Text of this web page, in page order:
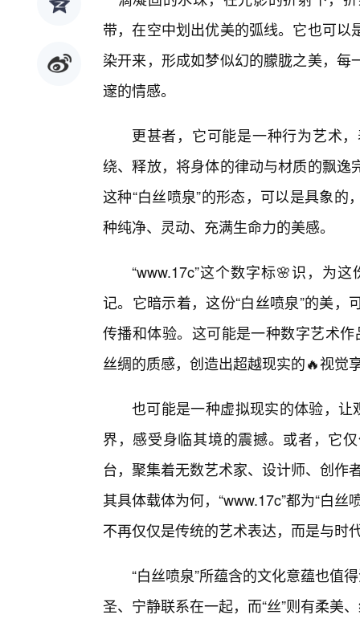
带，在空中划出优美的弧线。它也可
染开来，形成如梦似幻的朦胧之美，
邃的情感。
更甚者，它可能是一种行为艺术
绕、释放，将身体的律动与材质的飘
这种“白丝喷泉”的形态，可以是具象
种纯净、灵动、充满生命力的美感。
“www.17c”这个数字标🌸识，为
记。它暗示着，这份“白丝喷泉”的美
传播和体验。这可能是一种数字艺术
丝绸的质感，创造出超越现实的🔥视觉
也可能是一种虚拟现实的体验，让
界，感受身临其境的震撼。或者，它
台，聚集着无数艺术家、设计师、创作
其具体载体为何，“www.17c”都为“白
不再仅仅是传统的艺术表达，而是与时
“白丝喷泉”所蕴含的文化意蕴也值
圣、宁静联系在一起，而“丝”则有柔